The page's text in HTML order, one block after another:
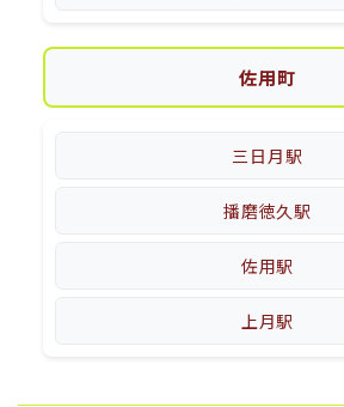
佐用町
三日月駅
播磨徳久駅
佐用駅
上月駅